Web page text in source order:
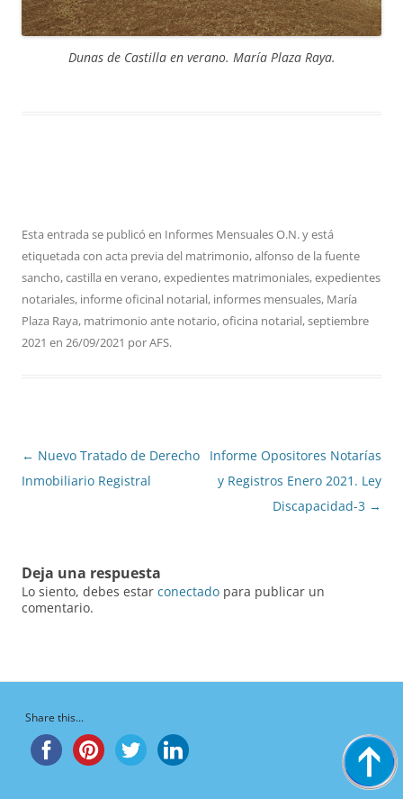
Dunas de Castilla en verano. María Plaza Raya.
Esta entrada se publicó en Informes Mensuales O.N.y está
etiquetada con acta previa del matrimonio,alfonso de la fuente
sancho,castilla en verano,expedientes matrimoniales,expedientes
notariales, informe oficinal notarial, informes mensuales, María
Plaza Raya, matrimonio ante notario,oficina notarial,septiembre
2021 en 26/09/2021 porAFS.
Navegación
de
← Nuevo Tratado de Derecho
Inmobiliario Registral
Informe Opositores Notarías
y Registros Enero 2021. Ley
Discapacidad-3 →
Deja una respuesta
Lo siento, debes estar conectado para publicar un
comentario.
Share this...